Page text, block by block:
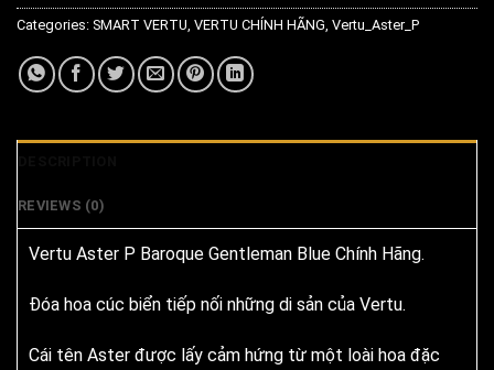
Categories: SMART VERTU, VERTU CHÍNH HÃNG, Vertu_Aster_P
REVIEWS (0)
Vertu Aster P Baroque Gentleman Blue Chính Hãng.
Đóa hoa cúc biển tiếp nối những di sản của Vertu.
Cái tên Aster được lấy cảm hứng từ một loài hoa đặc